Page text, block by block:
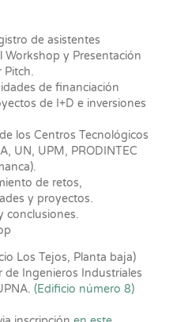
de asistentes
Workshop y Presentación
Pitch.
de financiación
de I+D e inversiones
los Centros Tecnológicos
UN, UPM, PRODINTEC
de retos,
y proyectos.
conclusiones.
Los Tejos, Planta baja)
de Ingenieros Industriales
(Edificio número 8)